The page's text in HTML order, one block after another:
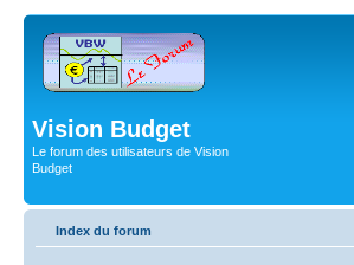
Vision Budget
Le forum des utilisateurs de Vision
Budget
Index du forum